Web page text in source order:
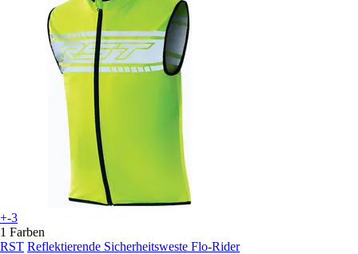
+-3
1 Farben
RST Reflektierende Sicherheitsweste Flo-Rider